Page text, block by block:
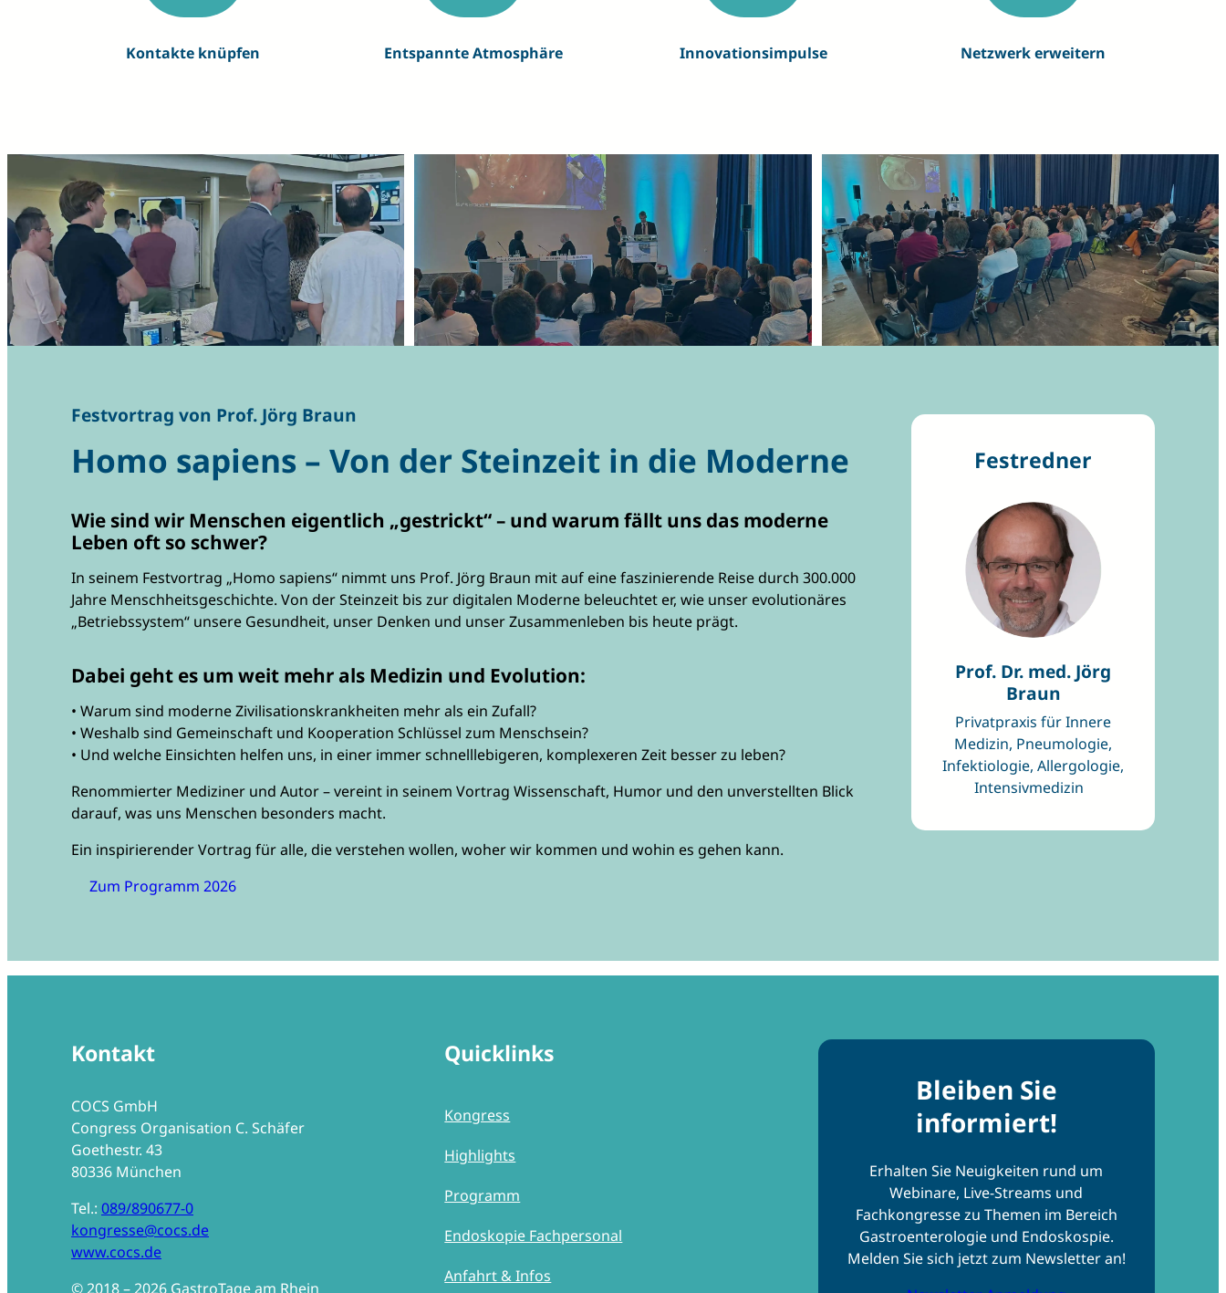
Kontakte knüpfen Entspannte Atmosphäre Innovationsimpulse Netzwerk erweitern
Festvortrag von Prof. Jörg Braun
Homo sapiens – Von der Steinzeit in die Moderne
Wie sind wir Menschen eigentlich „gestrickt“ – und warum fällt uns das moderne
Leben oft so schwer?
In seinem Festvortrag „Homo sapiens“ nimmt uns Prof. Jörg Braun mit auf eine faszinierende Reise durch 300.000
Jahre Menschheitsgeschichte. Von der Steinzeit bis zur digitalen Moderne beleuchtet er, wie unser evolutionäres
„Betriebssystem“ unsere Gesundheit, unser Denken und unser Zusammenleben bis heute prägt.
Dabei geht es um weit mehr als Medizin und Evolution:
• Warum sind moderne Zivilisationskrankheiten mehr als ein Zufall?
• Weshalb sind Gemeinschaft und Kooperation Schlüssel zum Menschsein?
• Und welche Einsichten helfen uns, in einer immer schnelllebigeren, komplexeren Zeit besser zu leben?
Renommierter Mediziner und Autor – vereint in seinem Vortrag Wissenschaft, Humor und den unverstellten Blick
darauf, was uns Menschen besonders macht.
Ein inspirierender Vortrag für alle, die verstehen wollen, woher wir kommen und wohin es gehen kann.
Zum Programm 2026
Festredner
Prof. Dr. med. Jörg
Braun
Privatpraxis für Innere
Medizin, Pneumologie,
Infektiologie, Allergologie,
Intensivmedizin
Kontakt
COCS GmbH
Congress Organisation C. Schäfer
Goethestr. 43
80336 München
Tel.: 089/890677-0
kongresse@cocs.de
www.cocs.de
© 2018 – 2026 GastroTage am Rhein
Quicklinks
Kongress
Highlights
Programm
Endoskopie Fachpersonal
Anfahrt & Infos
Bleiben Sie
informiert!
Erhalten Sie Neuigkeiten rund um
Webinare, Live-Streams und
Fachkongresse zu Themen im Bereich
Gastroenterologie und Endoskospie.
Melden Sie sich jetzt zum Newsletter an!